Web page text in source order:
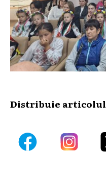
Distribuie articolul